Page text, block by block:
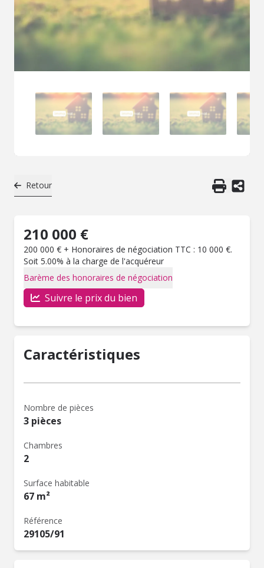
Retour
210 000 €
200 000 € + Honoraires de négociation TTC : 10 000 €.
Soit 5.00% à la charge de l'acquéreur
Barème des honoraires de négociation
Suivre le prix du bien
Caractéristiques
Nombre de pièces
3 pièces
Chambres
2
Surface habitable
67 m²
Référence
29105/91